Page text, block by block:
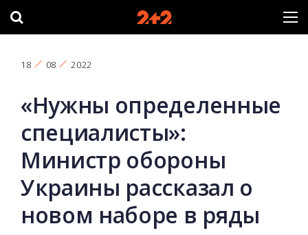
18 08 2022
«Нужны определенные
специалисты»:
Министр обороны
Украины рассказал о
новом наборе в ряды